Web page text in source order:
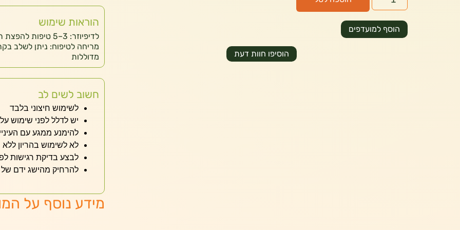
הוסיפו חוות דעת
הוסף למועדפים
הוראות שימוש
לדיפיוזר: 3–5
מריחה לטיפוח: ניתן לשלב
מדוללות
חשוב לשים לב
לשימוש חיצוני בלבד
יש לדלל לפני שימוש
להימנע ממגע עם
לא לשימוש בהריון ללא
לבצע בדיקת רגישות
להרחיק מהישג ידם של
מידע נוסף על